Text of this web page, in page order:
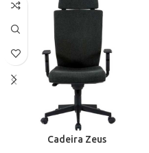
Cadeira Zeus